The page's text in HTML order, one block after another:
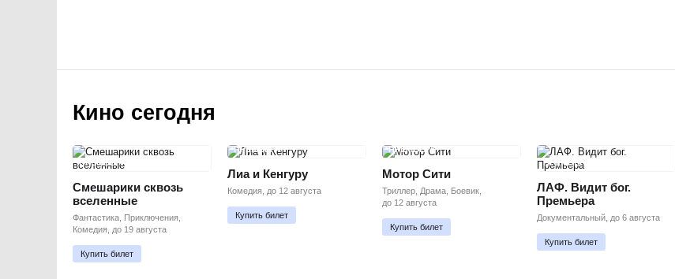
Кино сегодня
ПРЕМЬЕРА
Смешарики сквозь
вселенные
Фантастика, Приключения,
Комедия, до 19 августа
Купить билет
ПРЕМЬЕРА
Лиа и Кенгуру
Комедия, до 12 августа
Купить билет
ПРЕМЬЕРА
Мотор Сити
Триллер, Драма, Боевик,
до 12 августа
Купить билет
ПРЕМЬЕРА
ЛАФ. Видит бог.
Премьера
Документальный, до 6 августа
Купить билет